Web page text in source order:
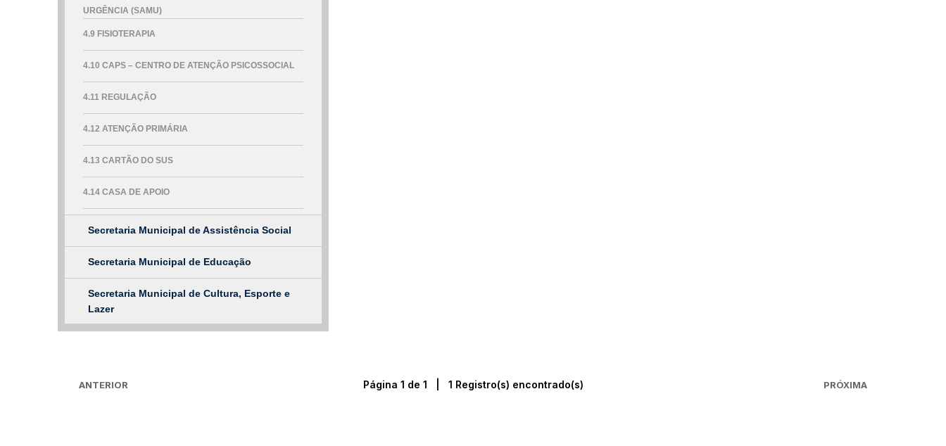
URGÊNCIA (SAMU)
4.9 FISIOTERAPIA
4.10 CAPS – CENTRO DE ATENÇÃO PSICOSSOCIAL
4.11 REGULAÇÃO
4.12 ATENÇÃO PRIMÁRIA
4.13 CARTÃO DO SUS
4.14 CASA DE APOIO
Secretaria Municipal de Assistência Social
Secretaria Municipal de Educação
Secretaria Municipal de Cultura, Esporte e
Lazer
ANTERIOR Página 1 de 1 | 1 Registro(s) encontrado(s) PRÓXIMA